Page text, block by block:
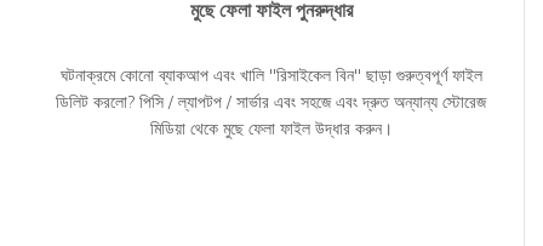
মুছে ফেলা ফাইল পুনরুদ্ধার
ঘটনাক্রমে কোনো ব্যাকআপ এবং খালি "রিসাইকেল বিন" ছাড়া গুরুত্বপূর্ণ ফাইল
ডিলিট করলো? পিসি / ল্যাপটপ / সার্ভার এবং সহজে এবং দ্রুত অন্যান্য স্টোরেজ
মিডিয়া থেকে মুছে ফেলা ফাইল উদ্ধার করুন।